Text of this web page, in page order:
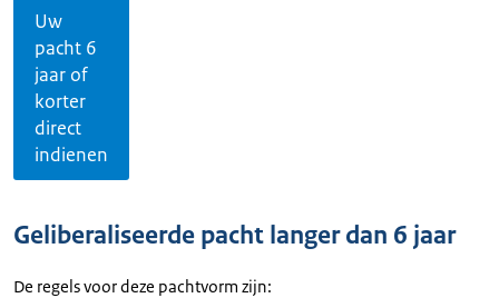
Uw
pacht 6
jaar of
korter
direct
indienen
Geliberaliseerde pacht langer dan 6 jaar
De regels voor deze pachtvorm zijn: